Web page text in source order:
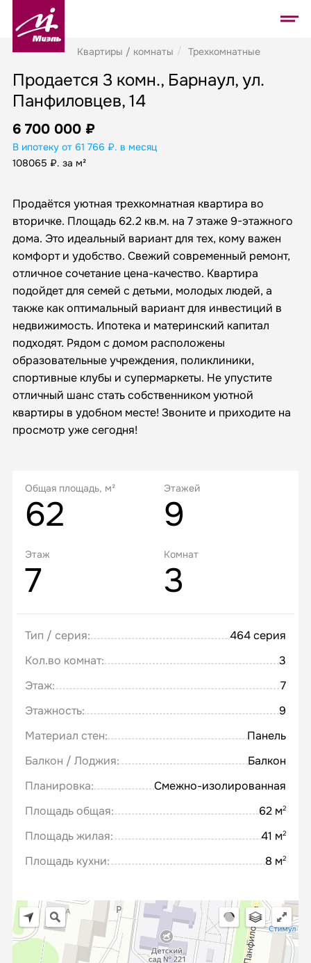
Квартиры / комнаты Трехкомнатные
Продается 3 комн., Барнаул, ул.
Панфиловцев, 14
6 700 000 ₽
В ипотеку от 61 766 ₽. в месяц
108065 ₽. за м²
Продаётся уютная трехкомнатная квартира во
вторичке. Площадь 62.2 кв.м. на 7 этаже 9-этажного
дома. Это идеальный вариант для тех, кому важен
комфорт и удобство. Свежий современный ремонт,
отличное сочетание цена-качество. Квартира
подойдет для семей с детьми, молодых людей, а
также как оптимальный вариант для инвестиций в
недвижимость. Ипотека и материнский капитал
подходят. Рядом с домом расположены
образовательные учреждения, поликлиники,
спортивные клубы и супермаркеты. Не упустите
отличный шанс стать собственником уютной
квартиры в удобном месте! Звоните и приходите на
просмотр уже сегодня!
Общая площадь, м²
62
Этажей
9
Этаж
7
Комнат
3
Тип / серия:
464 серия
Кол.во комнат:
3
Этаж:
7
Этажность:
9
Материал стен:
Панель
Балкон / Лоджия:
Балкон
Планировка:
Смежно-изолированная
Площадь общая:
62 м2
Площадь жилая: 41 м2
Площадь кухни: 8 м2